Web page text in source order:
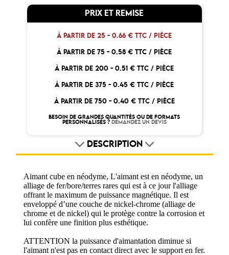
PRIX ET REMISE
À PARTIR DE 25 -0.66 € TTC / PIÈCE
À PARTIR DE 75 -0.58 € TTC / PIÈCE
À PARTIR DE 200 -0.51 € TTC / PIÈCE
À PARTIR DE 375 -0.45 € TTC / PIÈCE
À PARTIR DE 750 - 0.40 € TTC / PIÈCE
BESOIN DE GRANDES QUANTITÉS OU DE FORMATS
PERSONNALISÉS ? DEMANDEZ UN DEVIS
DESCRIPTION
Aimant cube en néodyme, L'aimant est en néodyme, un
alliage de fer/bore/terres rares qui est à ce jour l'alliage
offrant le maximum de puissance magnétique. Il est
enveloppé d’une couche de nickel-chrome (alliage de
chrome et de nickel) qui le protège contre la corrosion et
lui confère une finition plus esthétique.
ATTENTION la puissance d'aimantation diminue si
l'aimant n'est pas en contact direct avec le support en fer.